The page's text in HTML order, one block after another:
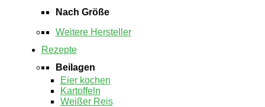
Nach Größe
Weitere Hersteller
Rezepte
Beilagen
Eier kochen
Kartoffeln
Weißer Reis